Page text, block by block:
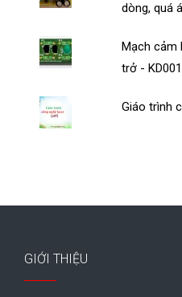
dòng, quá
Mạch cảm
trở -
Giáo trình
GIỚI THIỆU